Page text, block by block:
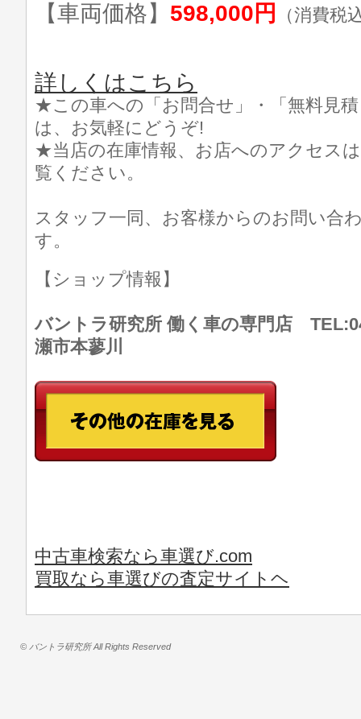
【車両価格】 598,000円 （消費税
詳しくはこちら
★この車への「お問合せ」・「無料見
は、お気軽にどうぞ!
★当店の在庫情報、お店へのアクセス
覧ください。
スタッフ一同、お客様からのお問い合
す。
【ショップ情報】
バントラ研究所 働く車の専門店
瀬市本蓼川
中古車検索なら車選び.com
買取なら車選びの査定サイトヘ
© バントラ研究所 All Rights Reserved